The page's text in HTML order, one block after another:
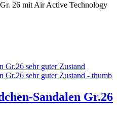
26 mit Air Active Technology
Sandalen Gr.26